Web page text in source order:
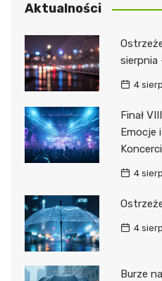
Aktualności
sierpnia
4
Finał
Emocje
4
4
Burze